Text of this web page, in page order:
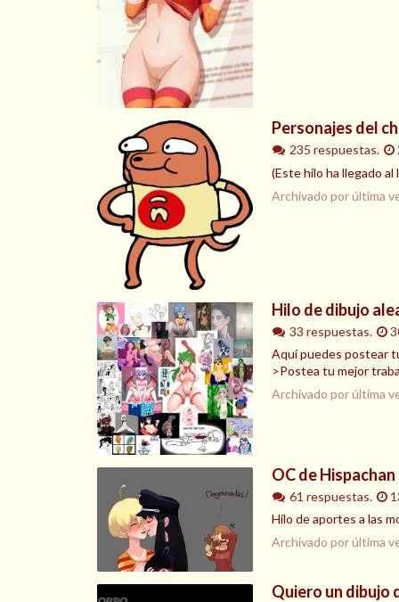
Personajes del
235 respuestas.
(Este hilo ha llegado al
Archivado por última
Hilo de dibujo
33 respuestas.
Aquí puedes postear
>Postea tu mejor
Archivado por última
OC de Hispachan
61 respuestas.
Hilo de aportes a las
Archivado por última
Quiero un dibujo